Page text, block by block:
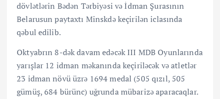
dövlətlərin Bədən Tərbiyəsi və İdman Şurasının
Belarusun paytaxtı Minskdə keçirilən iclasında
qəbul edilib.
Oktyabrın 8-dək davam edəcək III MDB Oyunlarında
yarışlar 12 idman məkanında keçiriləcək və atletlər
23 idman növü üzrə 1694 medal (505 qızıl, 505
gümüş, 684 bürünc) uğrunda mübarizə aparacaqlar.